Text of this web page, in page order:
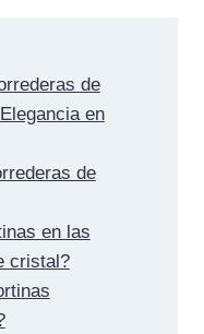
de
en
de
en las
cristal?